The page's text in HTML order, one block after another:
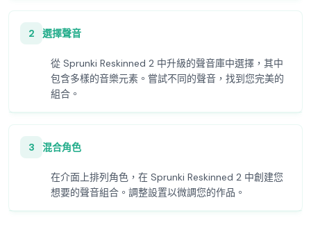
2 選擇聲音
從 Sprunki Reskinned 2 中升級的聲音庫中選擇，其中
包含多樣的音樂元素。嘗試不同的聲音，找到您完美的
組合。
3 混合角色
在介面上排列角色，在 Sprunki Reskinned 2 中創建您
想要的聲音組合。調整設置以微調您的作品。